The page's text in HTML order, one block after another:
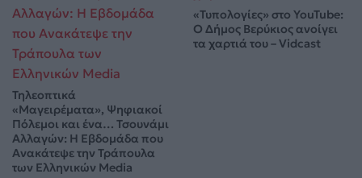
Τηλεοπτικά
«Μαγειρέματα», Ψηφιακοί
Πόλεμοι και ένα… Τσουνάμι
Αλλαγών: Η Εβδομάδα που
Ανακάτεψε την Τράπουλα
των Ελληνικών Media
«Τυπολογίες» στο YouTube:
Ο Δήμος Βερύκιος ανοίγει
τα χαρτιά του – Vidcast